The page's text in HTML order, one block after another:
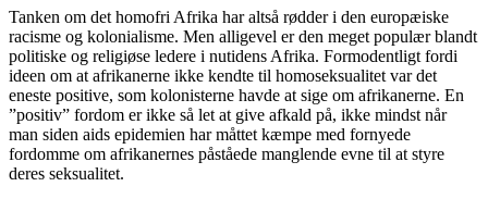
Tanken om det homofri Afrika har altså rødder i den europæiske
racisme og kolonialisme. Men alligevel er den meget populær blandt
politiske og religiøse ledere i nutidens Afrika. Formodentligt fordi
ideen om at afrikanerne ikke kendte til homoseksualitet var det
eneste positive, som kolonisterne havde at sige om afrikanerne. En
”positiv” fordom er ikke så let at give afkald på, ikke mindst når
man siden aids epidemien har måttet kæmpe med fornyede
fordomme om afrikanernes påståede manglende evne til at styre
deres seksualitet.